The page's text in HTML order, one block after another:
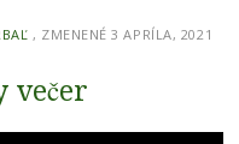
, ZMENENÉ 3 APRÍLA, 2021
večer